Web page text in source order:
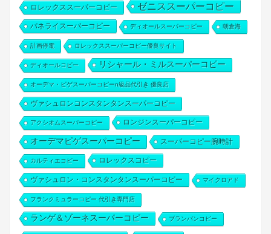
ロレックススーパーコピー ゼニススーパーコピー
パネライスーパーコピー ディオールスーパーコピー 朝倉海
計画停電 ロレックススーパーコピー優良サイト
ディオールコピー リシャール・ミルスーパーコピー
オーデマ・ピゲスーパーコピーn級品代引き 優良店
ヴァシュロンコンスタンタンスーパーコピー
アクシオムスーパーコピー ロンジンスーパーコピー
オーデマピゲスーパーコピー スーパーコピー腕時計
カルティエコピー ロレックスコピー
ヴァシュロン・コンスタンタンスーパーコピー マイクロアド
フランクミュラーコピー 代引き専門店
ランゲ＆ゾーネスーパーコピー ブランパンコピー